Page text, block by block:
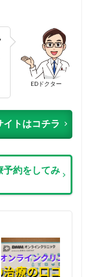
EDドクター
トはコチラ
約をしてみ